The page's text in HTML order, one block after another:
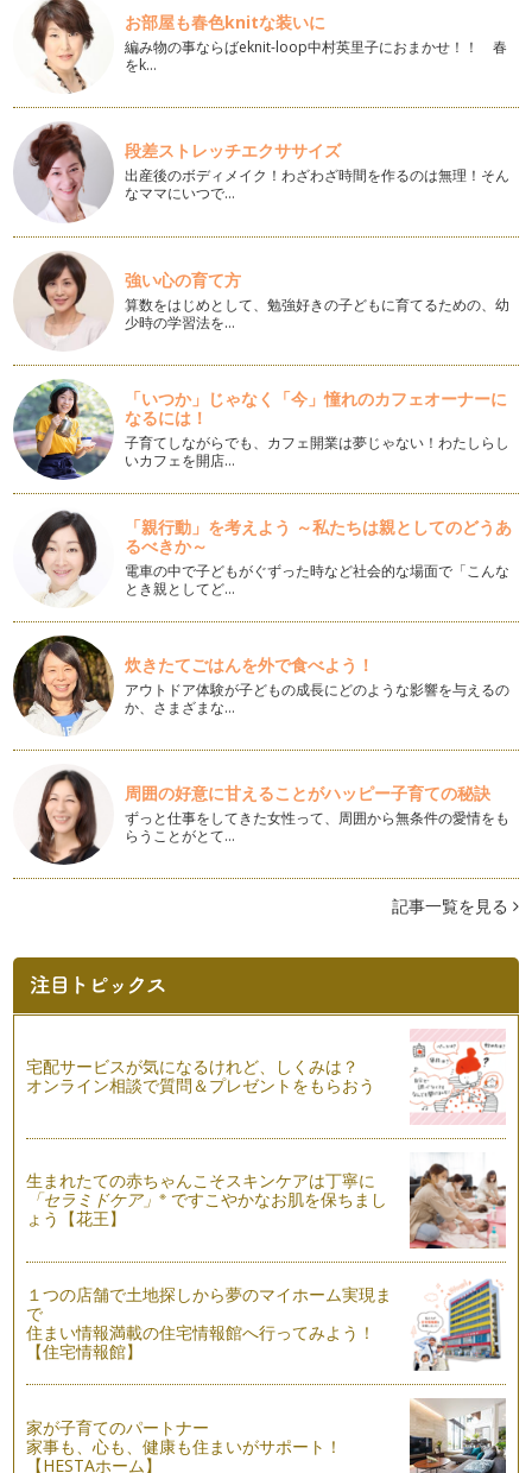
動物のベビーサイン
６月になりました。暑い日も徐々に増えてきましたね。 今回
は動物のベビーサインをご紹…
季節のベビーサイン（春編２） ＊お散歩編
４月も半ばとなり、暖かい日も増えてきました。お散歩に出か
けやすくなりましたね。今回はお散歩…
赤ちゃんが楽しめる木のおもちゃ（後半）
前回に続き、おもちゃコンサルタントとしてＮＰＯ法人日本グ
ッド・トイ委員会選定のおもちゃの中…
赤ちゃんが楽しめる木のおもちゃ（前半）
私はベビーサイン講師のかたわら、おもちゃコンサルタント
(NPO法人日本グッド・トイ委員会認…
季節のベビーサイン（冬編）
明けましておめでとうございます！ お正月、いかがお過ごし
でしたか？ 今回は、この時…
季節のベビーサイン（クリスマス編）
Ｘ’ｍａｓシーズンの１２月になりました。ツリーやイルミネ
ーションが綺麗ですね。…
マタニティベビーサインってなあに？
「マタニティベビーサイン」という言葉をご存知でしょうか？
日…
ベビーサイン育児とその後の成長
前回はサインに纏わる面白いエピソードを書かせて頂きまし
た。 ベビーサイン育児は子ど…
ベビーサインエピソード ＊赤ちゃんって面白い
ベビーサインで会話が出来る様になってくると、育児にも余裕
が生まれてきます。 赤ちゃ…
赤ちゃんが文章を話す？
これまで、基本的なサイン・季節のサイン・形容詞のサインな
サインを使った赤ちゃんとのコミュニケーションは順調でしょ
うか？ これまでご紹介した…
暦の上では秋ですね！ 秋にはハロウィンがあります。 今回
は【かぼちゃ】【蜘蛛（クモ…
ベビーサインの体験会に行ってみよう！
残暑お見舞い申し上げます。まだまだ暑い日が続きますね。
暑さも和らいでくる秋頃から…
遊びとベビーサイン
前回は、おすすめの絵本をご紹介しました。お気に入りの絵本
は見つかりましたか？ 今回…
絵本とベビーサイン
「サインは赤ちゃんに教えるもの」と捉えると、ママも億劫に
なってしまう時があるかと思います。…
まもなく夏到来ですね！ 夏に使えるベビーサインもたくさん
あります。 …
お部屋も春色knitな装いに
編み物の事ならばeknit-loop中村英里子におまかせ！！ 春
をk…
段差ストレッチエクササイズ
出産後のボディメイク！わざわざ時間を作るのは無理！そん
なママにいつで…
強い心の育て方
算数をはじめとして、勉強好きの子どもに育てるための、幼
少時の学習法を…
「いつか」じゃなく「今」憧れのカフェオーナーに
なるには！
子育てしながらでも、カフェ開業は夢じゃない！わたしらし
いカフェを開店…
「親行動」を考えよう ～私たちは親としてのどうあ
るべきか～
電車の中で子どもがぐずった時など社会的な場面で「こんな
とき親としてど…
炊きたてごはんを外で食べよう！
アウトドア体験が子どもの成長にどのような影響を与えるの
か、さまざまな…
周囲の好意に甘えることがハッピー子育ての秘訣
ずっと仕事をしてきた女性って、周囲から無条件の愛情をも
らうことがとて…
記事一覧を見る
宅配サービスが気になるけれど、しくみは？
オンライン相談で質問＆プレゼントをもらおう
生まれたての赤ちゃんこそスキンケアは丁寧に
「セラミドケア」※ ですこやかなお肌を保ちまし
ょう【花王】
１つの店舗で土地探しから夢のマイホーム実現ま
で
住まい情報満載の住宅情報館へ行ってみよう！
【住宅情報館】
家が子育てのパートナー
家事も、心も、健康も住まいがサポート！
【HESTAホーム】